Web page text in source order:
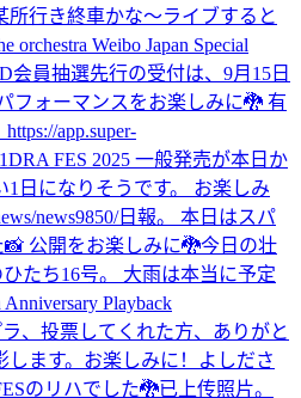
所行き終車かな〜ライブすると
orchestra Weibo Japan Special
会員抽選先行の受付は、9月15日
フォーマンスをお楽しみに🐉 有
app.super-
DRA FES 2025 一般発売が本日か
1日になりそうです。 お楽しみ
news9850/日報。 本日はスパ
公開をお楽しみに🐉今日の壮
たち16号。 大雨は本当に予定
Anniversary Playback
、投票してくれた方、ありがと
ます。お楽しみに！
よしださ
のリハでした🐉已上传照片。